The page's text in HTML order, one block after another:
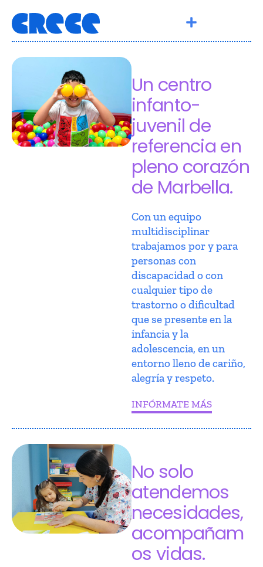
Un centro
infanto-
juvenil de
referencia en
pleno corazón
de Marbella.
Con un equipo
multidisciplinar
trabajamos por y para
personas con
discapacidad o con
cualquier tipo de
trastorno o dificultad
que se presente en la
infancia y la
adolescencia, en un
entorno lleno de cariño,
alegría y respeto.
INFÓRMATE MÁS
No solo
atendemos
necesidades,
acompañam
os vidas.